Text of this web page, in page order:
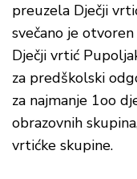
preuzela Dječji
svečano je
Dječji vrtić
za predškolski
za najmanje 1oo
obrazovnih
vrtićke skupine.